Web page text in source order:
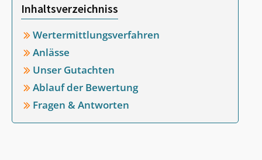
Inhaltsverzeichniss
Wertermittlungsverfahren
Anlässe
Unser Gutachten
Ablauf der Bewertung
Fragen & Antworten